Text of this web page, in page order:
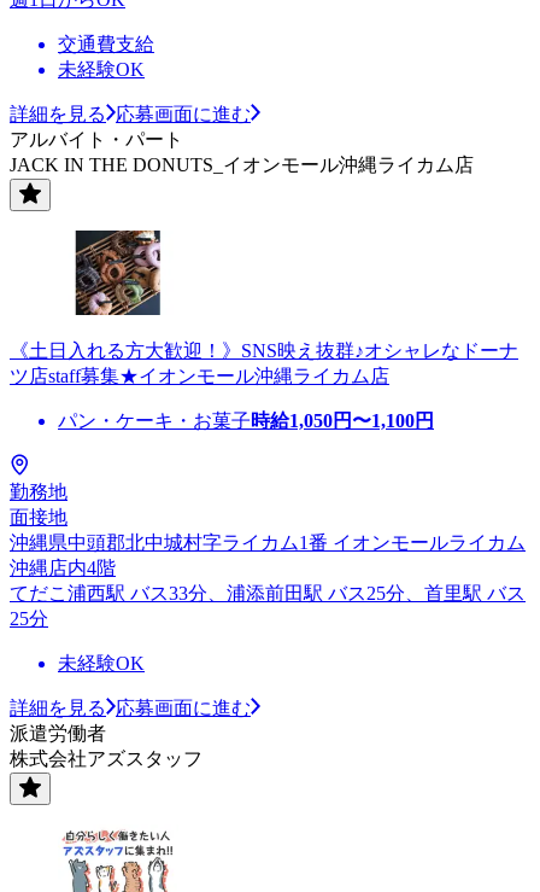
交通費支給
未経験OK
詳細を見る
応募画面に進む
アルバイト・パート
JACK IN THE DONUTS_イオンモール沖縄ライカム店
《土日入れる方大歓迎！》SNS映え抜群♪オシャレなドーナ
ツ店staff募集★イオンモール沖縄ライカム店
パン・ケーキ・お菓子時給1,050円〜1,100円
勤務地
面接地
沖縄県中頭郡北中城村字ライカム1番 イオンモールライカム
沖縄店内4階
てだこ浦西駅 バス33分、浦添前田駅 バス25分、首里駅 バス
25分
未経験OK
詳細を見る
応募画面に進む
派遣労働者
株式会社アズスタッフ